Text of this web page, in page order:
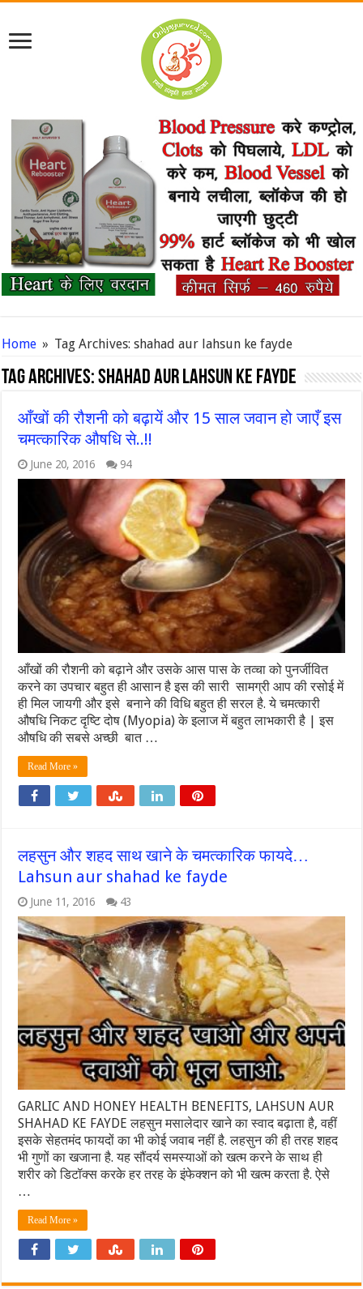
Home » Tag Archives: shahad aur lahsun ke fayde
Tag Archives:shahad aur lahsun ke fayde
आँखों की रौशनी को बढ़ायें और 15 साल जवान हो जाएँ इस
चमत्कारिक औषधि से..!!
June 20, 2016 94
आँखों की रौशनी को बढ़ाने और उसके आस पास के तव्चा को पुनर्जीवित
करने का उपचार बहुत ही आसान है इस की सारी सामग्री आप की रसोई में
ही मिल जायगी और इसे बनाने की विधि बहुत ही सरल है. ये चमत्कारी
औषधि निकट दृष्टि दोष (Myopia) के इलाज में बहुत लाभकारी है | इस
औषधि की सबसे अच्छी बात …
Read More »
लहसुन और शहद साथ खाने के चमत्कारिक फायदे…
Lahsun aur shahad ke fayde
June 11, 2016 43
GARLIC AND HONEY HEALTH BENEFITS, LAHSUN AUR
SHAHAD KE FAYDE लहसुन मसालेदार खाने का स्‍वाद बढ़ाता है, वहीं
इसके सेहतमंद फायदों का भी कोई जवाब नहीं है. लहसुन की ही तरह शहद
भी गुणों का खजाना है. यह सौंदर्य समस्‍याओं को खत्‍म करने के साथ ही
शरीर को डिटॉक्‍स करके हर तरह के इंफेक्‍शन को भी खत्‍म करता है. ऐसे
…
Read More »